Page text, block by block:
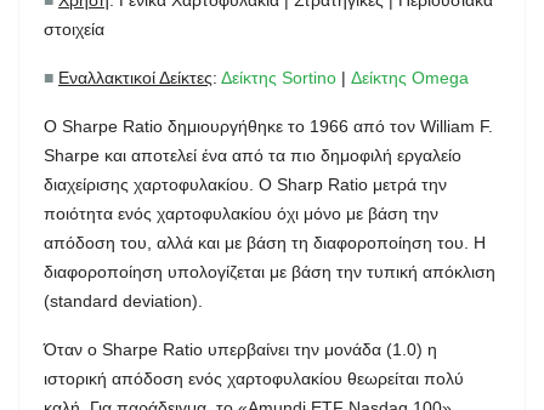
στοιχεία
■ Εναλλακτικοί Δείκτες: Δείκτης Sortino | Δείκτης Omega
Ο Sharpe Ratio δημιουργήθηκε το 1966 από τον William F.
Sharpe και αποτελεί ένα από τα πιο δημοφιλή εργαλείο
διαχείρισης χαρτοφυλακίου. Ο Sharp Ratio μετρά την
ποιότητα ενός χαρτοφυλακίου όχι μόνο με βάση την
απόδοση του, αλλά και με βάση τη διαφοροποίηση του. Η
διαφοροποίηση υπολογίζεται με βάση την τυπική απόκλιση
(standard deviation).
Όταν ο Sharpe Ratio υπερβαίνει την μονάδα (1.0) η
ιστορική απόδοση ενός χαρτοφυλακίου θεωρείται πολύ